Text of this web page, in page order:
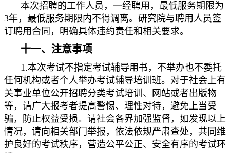
本次招聘的工作人员，一经聘用，最低服务期限为
3年，最低服务期限内不得调离。研究院与聘用人员签
订聘用合同，明确具体违约责任和相关要求。
十一、注意事项
1.本次考试不指定考试辅导用书，不举办也不委托
任何机构或者个人举办考试辅导培训班。对于社会上有
关事业单位公开招聘分类考试培训、网站或者出版物
等，请广大报考者提高警惕、理性对待，避免上当受
骗，防止权益受损。请社会各界加强监督，如发现以上
情况，请向相关部门举报，依法依规严肃查处，共同维
护良好的考试秩序，营造公平公正、安全有序的考试环